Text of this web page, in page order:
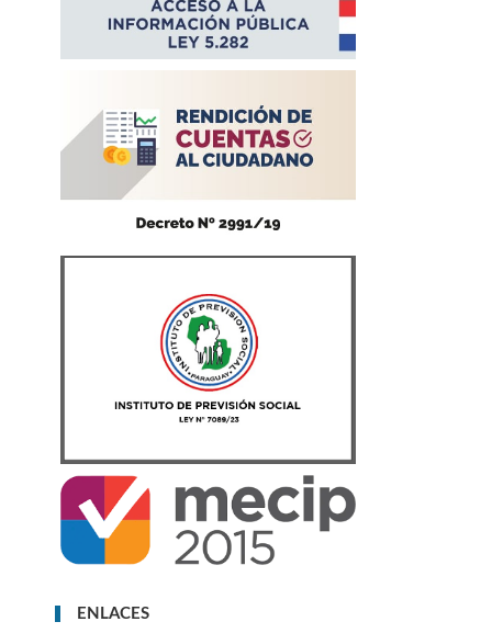
ENLACES